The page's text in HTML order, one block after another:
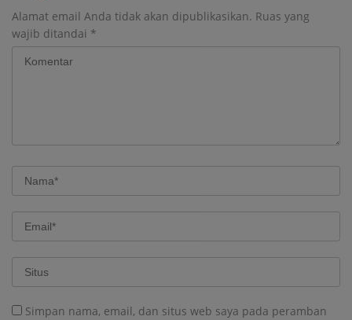
Alamat email Anda tidak akan dipublikasikan. Ruas yang
wajib ditandai *
Simpan nama, email, dan situs web saya pada peramban